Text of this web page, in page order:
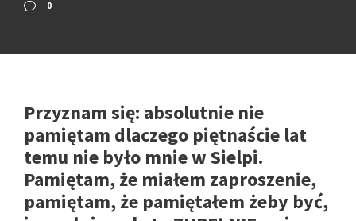
0
Przyznam się: absolutnie nie
pamiętam dlaczego piętnaście lat
temu nie było mnie w Sielpi.
Pamiętam, że miałem zaproszenie,
pamiętam, że pamiętałem żeby być,